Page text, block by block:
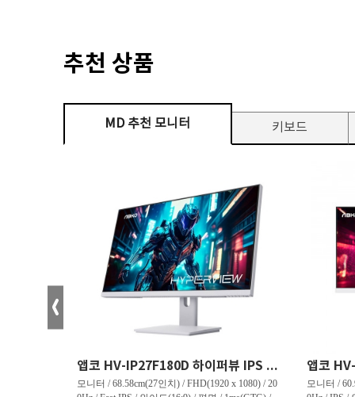
추천 상품
MD 추천 모니터 키보드
앱코 HV-IP27F180D 하이퍼뷰 IPS FHD 200 HDR 무결점
모니터 / 68.58cm(27인치) / FHD(1920 x 1080) / 20
모니터 /